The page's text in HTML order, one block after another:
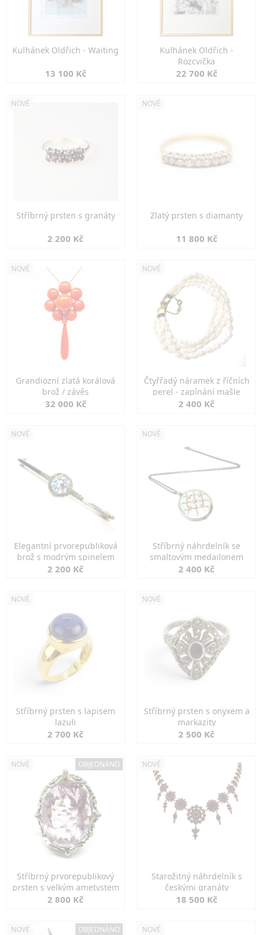
Kulhánek Oldřich - Waiting
13 100 Kč
Kulhánek Oldřich -
Rozcvička
22 700 Kč
NOVÉ
Stříbrný prsten s granáty
2 200 Kč
NOVÉ
Zlatý prsten s diamanty
11 800 Kč
NOVÉ
Grandiozní zlatá korálová
brož / závěs
32 000 Kč
NOVÉ
Čtyřřadý náramek z říčních
perel - zapínání mašle
2 400 Kč
NOVÉ
Elegantní prvorepubliková
brož s modrým spinelem
2 200 Kč
NOVÉ
Stříbrný náhrdelník se
smaltovým medailonem
2 400 Kč
NOVÉ
Stříbrný prsten s lapisem
lazuli
2 700 Kč
NOVÉ
Stříbrný prsten s onyxem a
markazity
2 500 Kč
NOVÉ OBJEDNÁNO
Stříbrný prvorepublikový
prsten s velkým ametystem
2 800 Kč
NOVÉ
Starožitný náhrdelník s
českými granáty
18 500 Kč
NOVÉ OBJEDNÁNO NOVÉ